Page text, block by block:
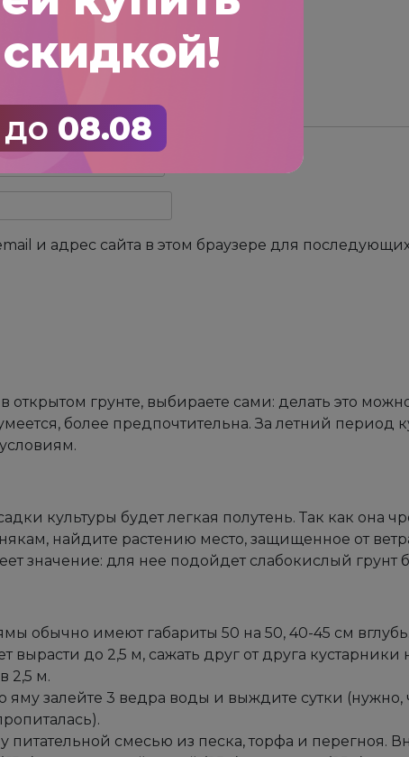
до 08.08
и адрес сайта в этом браузере для
открытом грунте, выбираете сами: делать это
более предпочтительна. За летний период
культуры будет легкая полутень. Так как она
найдите растению место, защищенное от
значение: для нее подойдет слабокислый грунт
обычно имеют габариты 50 на 50, 40-45 см
вырасти до 2,5 м, сажать друг от друга
2,5 м.
яму залейте 3 ведра воды и выждите сутки (нужно,
питательной смесью из песка, торфа и перегноя.